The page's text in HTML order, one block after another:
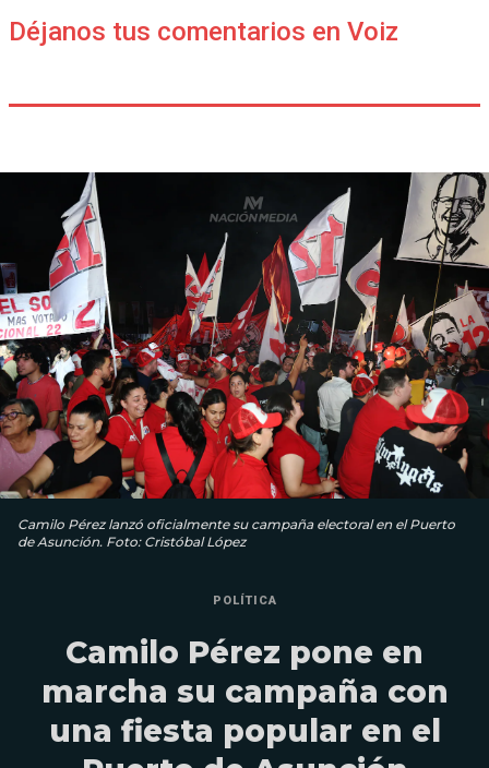
Déjanos tus comentarios en Voiz
Camilo Pérez lanzó oficialmente su campaña electoral en el Puerto
de Asunción. Foto: Cristóbal López
POLÍTICA
Camilo Pérez pone en
marcha su campaña con
una fiesta popular en el